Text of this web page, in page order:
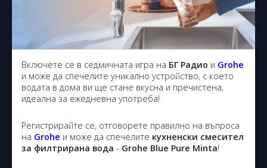
Включете се в седмичната игра на БГ Радио и Grohe
и може да спечелите уникално устройство, с което
водата в дома ви ще стане вкусна и пречистена,
идеална за ежедневна употреба!
Регистрирайте се, отговорете правилно на въпроса
на Grohe и може да спечелите кухненски смесител
за филтрирана вода - Grohe Blue Pure Minta!